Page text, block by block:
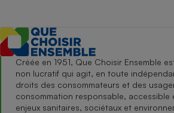
Créée en 1951, Que Choisir Ensemble
non lucratif qui agit, en toute
droits des consommateurs et des
consommation responsable, accessible
enjeux sanitaires, sociétaux et